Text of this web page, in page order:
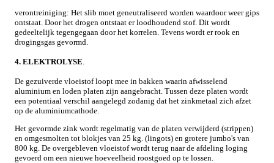
verontreiniging: Het slib moet geneutraliseerd worden waardoor weer gips
ontstaat. Door het drogen ontstaat er loodhoudend stof. Dit wordt
gedeeltelijk tegengegaan door het korrelen. Tevens wordt er rook en
drogingsgas gevormd.
4. ELEKTROLYSE
De gezuiverde vloeistof loopt mee in bakken waarin afwisselend
aluminium en loden platen zijn aangebracht. Tussen deze platen wordt
een potentiaal verschil aangelegd zodanig dat het zinkmetaal zich afzet
op de aluminiumcathode.
Het gevormde zink wordt regelmatig van de platen verwijderd (strippen)
en omgesmolten tot blokjes van 25 kg. (lingots) en grotere jumbo's van
800 kg. De overgebleven vloeistof wordt terug naar de afdeling loging
gevoerd om een nieuwe hoeveelheid roostgoed op te lossen.